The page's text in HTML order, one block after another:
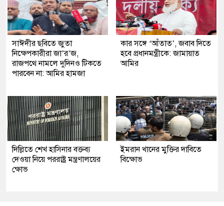
সাঈদীর ছবিতে জুতা
নিক্ষেপকারীরা জা’র’জ,
রাজপথে নামলে দুদিনও টিকতে
পারবেন না: আমির হামজা
কার সঙ্গে ‘আঁতাত’, জবাব দিতে
হবে প্রধানমন্ত্রীকে: জামায়াত
আমির
দিল্লিতে শেখ হাসিনার বক্তব্য
দেওয়া নিয়ে পররাষ্ট্র মন্ত্রণালয়ের
ক্ষোভ
ইমরান খানের মুক্তির দাবিতে
বিক্ষোভ